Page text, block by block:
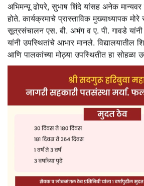
अभिमन्यू ढोपरे, सुभाष शिंदे यांसह अनेक मान्यवर
होते. कार्यक्रमाचे प्रास्ताविक मुख्याध्यापक
सूत्रसंचालन एस. बी. अभंग व ए. पी. गावडे
यांनी उपस्थितांचे आभार मानले. विद्यालयातील
आणि पालकांच्या मोठ्या उपस्थितीत हा सोहळा